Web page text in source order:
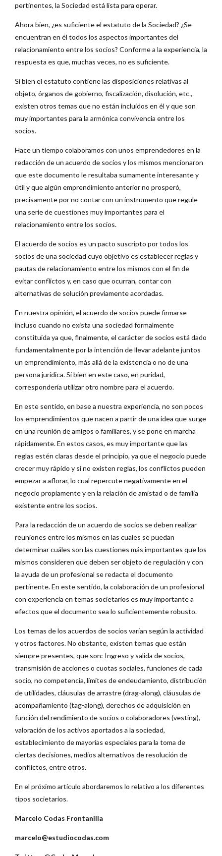
pertinentes, la Sociedad está lista para operar.
Ahora bien, ¿es suficiente el estatuto de la Sociedad? ¿Se
encuentran en él todos los aspectos importantes del
relacionamiento entre los socios? Conforme a la experiencia, la
respuesta es que, muchas veces, no es suficiente.
Si bien el estatuto contiene las disposiciones relativas al
objeto, órganos de gobierno, fiscalización, disolución, etc.,
existen otros temas que no están incluidos en él y que son
muy importantes para la armónica convivencia entre los
socios.
Hace un tiempo colaboramos con unos emprendedores en la
redacción de un acuerdo de socios y los mismos mencionaron
que este documento le resultaba sumamente interesante y
útil y que algún emprendimiento anterior no prosperó,
precisamente por no contar con un instrumento que regule
una serie de cuestiones muy importantes para el
relacionamiento entre los socios.
El acuerdo de socios es un pacto suscripto por todos los
socios de una sociedad cuyo objetivo es establecer reglas y
pautas de relacionamiento entre los mismos con el fin de
evitar conflictos y, en caso que ocurran, contar con
alternativas de solución previamente acordadas.
En nuestra opinión, el acuerdo de socios puede firmarse
incluso cuando no exista una sociedad formalmente
constituida ya que, finalmente, el carácter de socios está dado
fundamentalmente por la intención de llevar adelante juntos
un emprendimiento, más allá de la existencia o no de una
persona jurídica. Si bien en este caso, en puridad,
correspondería utilizar otro nombre para el acuerdo.
En este sentido, en base a nuestra experiencia, no son pocos
los emprendimientos que nacen a partir de una idea que surge
en una reunión de amigos o familiares, y se pone en marcha
rápidamente. En estos casos, es muy importante que las
reglas estén claras desde el principio, ya que el negocio puede
crecer muy rápido y si no existen reglas, los conflictos pueden
empezar a aflorar, lo cual repercute negativamente en el
negocio propiamente y en la relación de amistad o de familia
existente entre los socios.
Para la redacción de un acuerdo de socios se deben realizar
reuniones entre los mismos en las cuales se puedan
determinar cuáles son las cuestiones más importantes que los
mismos consideren que deben ser objeto de regulación y con
la ayuda de un profesional se redacta el documento
pertinente. En este sentido, la colaboración de un profesional
con experiencia en temas societarios es muy importante a
efectos que el documento sea lo suficientemente robusto.
Los temas de los acuerdos de socios varían según la actividad
y otros factores. No obstante, existen temas que están
siempre presentes, que son: Ingreso y salida de socios,
transmisión de acciones o cuotas sociales, funciones de cada
socio, no competencia, límites de endeudamiento, distribución
de utilidades, cláusulas de arrastre (drag-along), cláusulas de
acompañamiento (tag-along), derechos de adquisición en
función del rendimiento de socios o colaboradores (vesting),
valoración de los activos aportados a la sociedad,
establecimiento de mayorías especiales para la toma de
ciertas decisiones, medios alternativos de resolución de
conflictos, entre otros.
En el próximo artículo abordaremos lo relativo a los diferentes
tipos societarios.
Marcelo Codas Frontanilla
marcelo@estudiocodas.com